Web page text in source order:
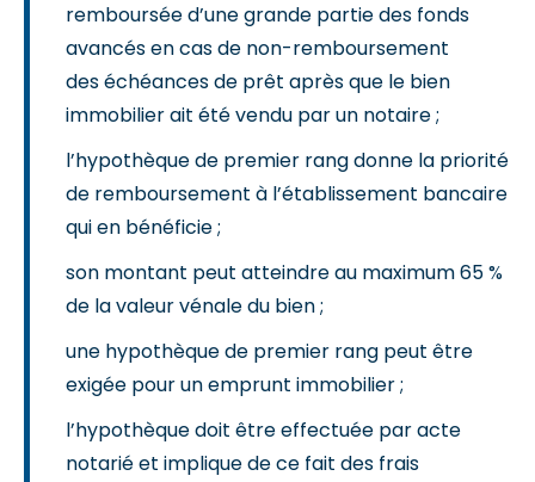
remboursée d’une grande partie des fonds
avancés en cas de non-remboursement
des échéances de prêt après que le bien
immobilier ait été vendu par un notaire ;
l’hypothèque de premier rang donne la priorité
de remboursement à l’établissement bancaire
qui en bénéficie ;
son montant peut atteindre au maximum 65 %
de la valeur vénale du bien ;
une hypothèque de premier rang peut être
exigée pour un emprunt immobilier ;
l’hypothèque doit être effectuée par acte
notarié et implique de ce fait des frais